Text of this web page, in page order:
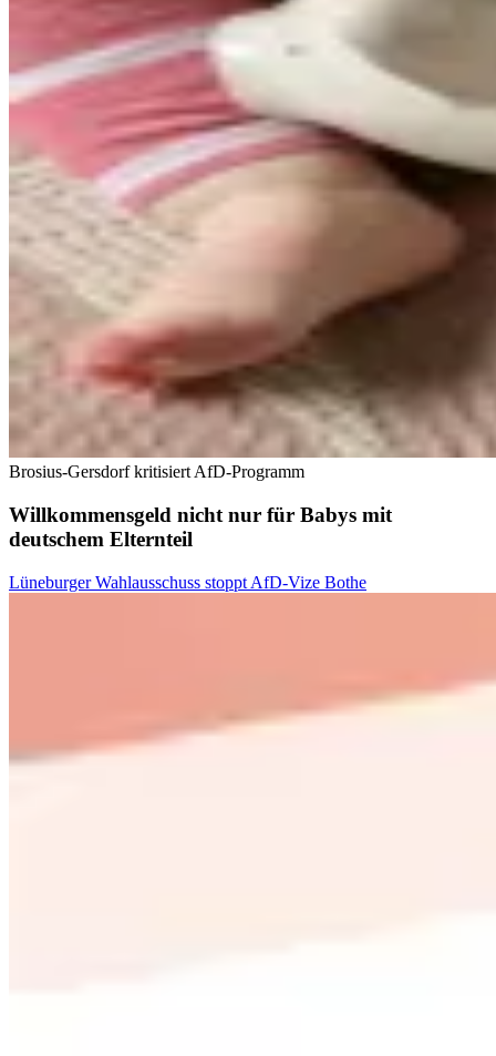
Brosius-Gersdorf kritisiert AfD-Programm
Willkommensgeld nicht nur für Babys mit
deutschem Elternteil
Lüneburger Wahlausschuss stoppt AfD-Vize Bothe